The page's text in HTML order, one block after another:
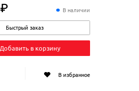
₽13 300 ₽ В наличии
Быстрый заказ
Добавить в корзину
В избранное